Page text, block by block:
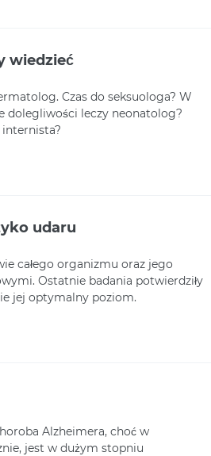
wiedzieć
Czas do seksuologa? W
dolegliwości leczy neonatolog?
udaru
całego organizmu oraz jego
Ostatnie badania potwierdziły
jej optymalny poziom.
Alzheimera, choć w
jest w dużym stopniu